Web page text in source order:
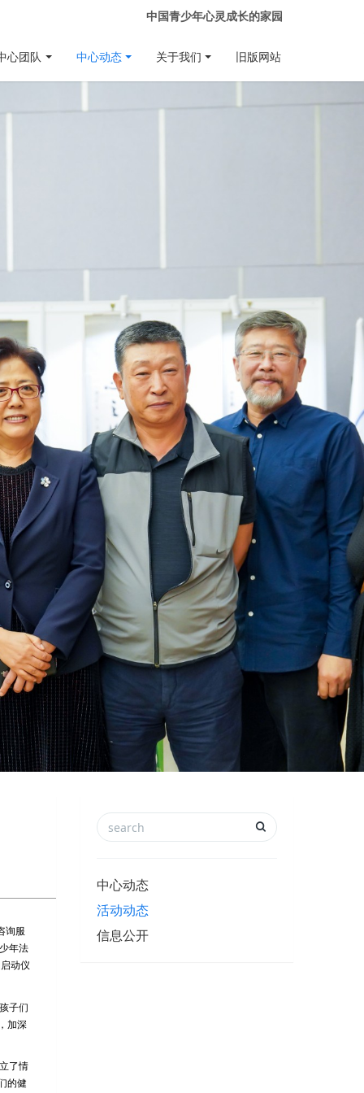
中国青少年心灵成长的家园
心团队 中心动态 关于我们 旧版网站
文及
周年
询服
年法
动仪
子们
加深
活动动态